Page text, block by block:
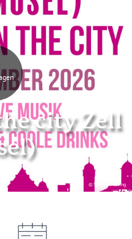
© Stadtmarketing
city Zell